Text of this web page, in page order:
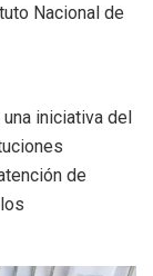
Nacional de
iniciativa del
de